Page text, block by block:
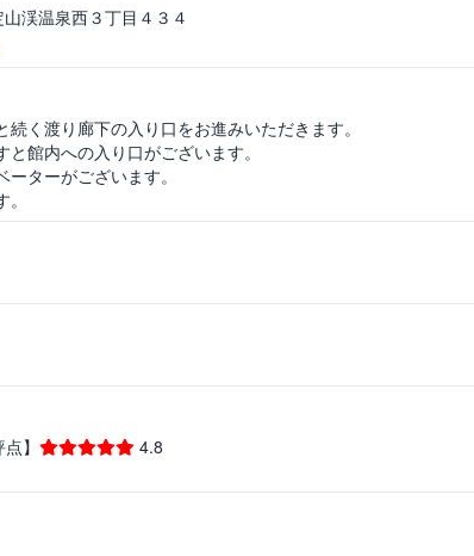
渓温泉西３丁目４３４
く渡り廊下の入り口をお進みいただきます。
館内への入り口がございます。
ターがございます。
】
4.8